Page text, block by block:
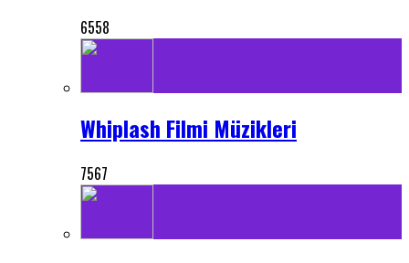
6558
Whiplash Filmi Müzikleri
7567